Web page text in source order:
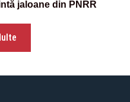
jaloane din PNRR